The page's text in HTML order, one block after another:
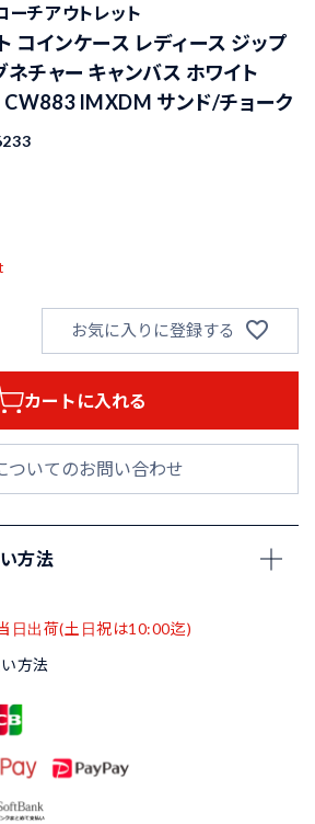
チアウトレット
コインケース レディース ジップ
ネチャー キャンバス ホワイト
IMXDM サンド/チョーク
お気に入りに登録する
カートに入れる
ついてのお問い合わせ
方法
日出荷(土日祝は10:00迄)
方法